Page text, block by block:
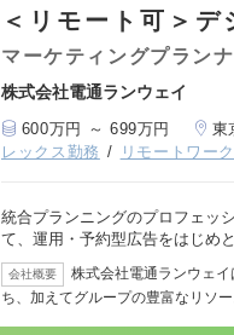
＜リモート可＞
マーケティングプラン
株式会社電通ランウェイ
600万円 ～ 699万円 東
レックス勤務
リモートワー
統合プランニングのプロフェッ
て、運用・予約型広告をはじめ
会社概要
株式会社電通ランウェ
ち、加えてグループの豊富なリソ